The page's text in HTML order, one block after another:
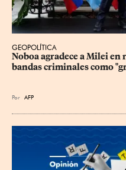
GEOPOLÍTICA
Noboa agradece a Milei
bandas criminales como
Por AFP